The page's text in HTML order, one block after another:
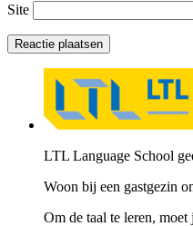
Site
LTL Language School
Woon bij een gastgezin
Om de taal te leren, moet